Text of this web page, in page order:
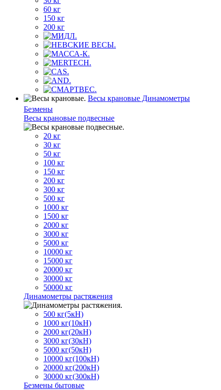
60 кг
150 кг
200 кг
Весы крановые Динамометры
Безмены
Весы крановые подвесные
20 кг
30 кг
50 кг
100 кг
150 кг
200 кг
300 кг
500 кг
1000 кг
1500 кг
2000 кг
3000 кг
5000 кг
10000 кг
15000 кг
20000 кг
30000 кг
50000 кг
Динамометры растяжения
500 кг(5кН)
1000 кг(10кН)
2000 кг(20кН)
3000 кг(30кН)
5000 кг(50кН)
10000 кг(100кН)
20000 кг(200кН)
30000 кг(300кН)
Безмены бытовые